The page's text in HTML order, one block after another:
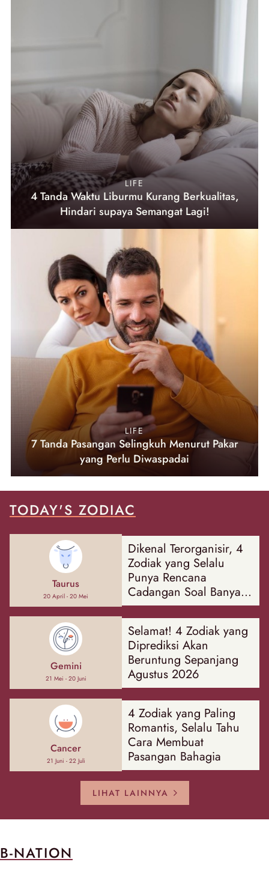
LIFE
4 Tanda Waktu Liburmu Kurang Berkualitas,
Hindari supaya Semangat Lagi!
LIFE
7 Tanda Pasangan Selingkuh Menurut Pakar
yang Perlu Diwaspadai
TODAY'S ZODIAC
Taurus
20 April - 20 Mei
Dikenal Terorganisir, 4
Zodiak yang Selalu
Punya Rencana
Cadangan Soal Banyak
Hal
Gemini
21 Mei - 20 Juni
Selamat! 4 Zodiak yang
Diprediksi Akan
Beruntung Sepanjang
Agustus 2026
Cancer
21 Juni - 22 Juli
4 Zodiak yang Paling
Romantis, Selalu Tahu
Cara Membuat
Pasangan Bahagia
LIHAT LAINNYA
B-NATION